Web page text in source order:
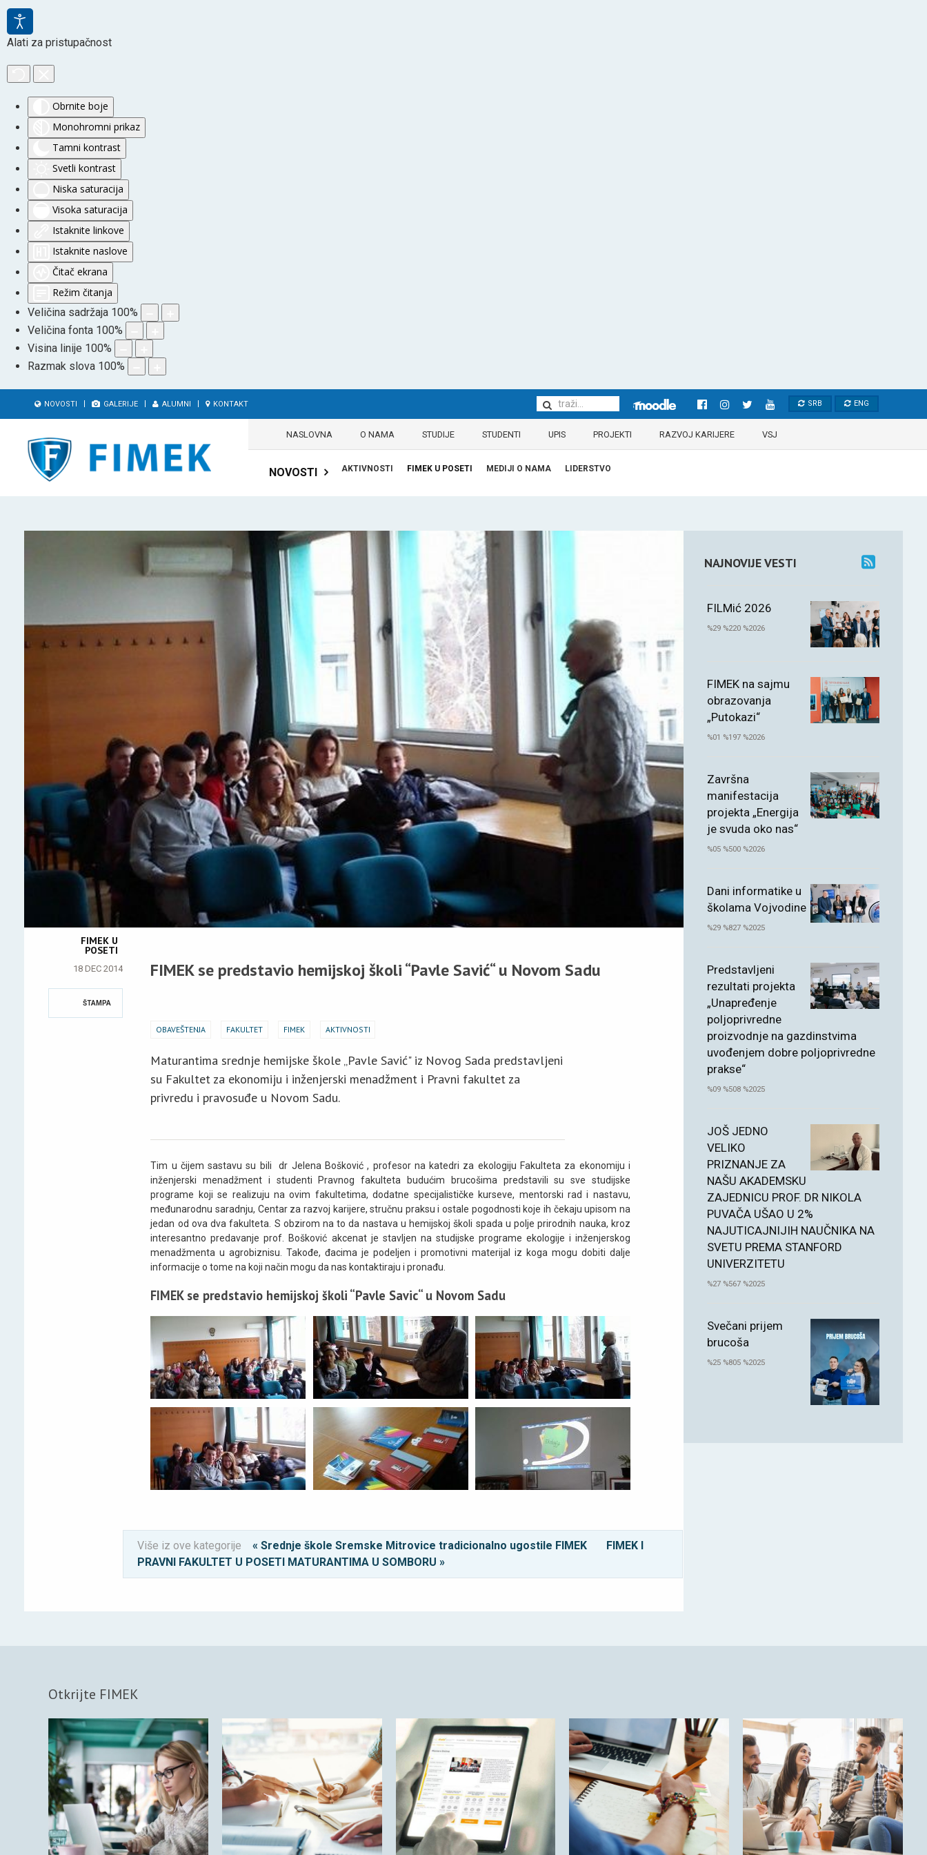
Alati za pristupačnost
Obrnite boje
Monohromni prikaz
Tamni kontrast
Svetli kontrast
Niska saturacija
Visoka saturacija
Istaknite linkove
Istaknite naslove
Čitač ekrana
Režim čitanja
Veličina sadržaja 100%
Veličina fonta 100%
Visina linije 100%
Razmak slova 100%
NOVOSTI GALERIJE ALUMNI KONTAKT SRB ENG
NASLOVNA O NAMA STUDIJE STUDENTI UPIS PROJEKTI RAZVOJ KARIJERE VSJ
NOVOSTI AKTIVNOSTI FIMEK U POSETI MEDIJI O NAMA LIDERSTVO
FIMEK U
POSETI
18 DEC 2014
ŠTAMPA
FIMEK se predstavio hemijskoj školi “Pavle Savić“ u Novom Sadu
OBAVEŠTENJA FAKULTET FIMEK AKTIVNOSTI
Maturantima srednje hemijske škole „Pavle Savić" iz Novog Sada predstavljeni
su Fakultet za ekonomiju i inženjerski menadžment i Pravni fakultet za
privredu i pravosuđe u Novom Sadu.
Tim u čijem sastavu su bili dr Jelena Bošković , profesor na katedri za ekologiju Fakulteta za ekonomiju i
inženjerski menadžment i studenti Pravnog fakulteta budućim brucošima predstavili su sve studijske
programe koji se realizuju na ovim fakultetima, dodatne specijalističke kurseve, mentorski rad i nastavu,
međunarodnu saradnju, Centar za razvoj karijere, stručnu praksu i ostale pogodnosti koje ih čekaju upisom na
jedan od ova dva fakulteta. S obzirom na to da nastava u hemijskoj školi spada u polje prirodnih nauka, kroz
interesantno predavanje prof. Bošković akcenat je stavljen na studijske programe ekologije i inženjerskog
menadžmenta u agrobiznisu. Takođe, đacima je podeljen i promotivni materijal iz koga mogu dobiti dalje
informacije o tome na koji način mogu da nas kontaktiraju i pronađu.
FIMEK se predstavio hemijskoj školi “Pavle Savic“ u Novom Sadu
Više iz ove kategorije « Srednje škole Sremske Mitrovice tradicionalno ugostile FIMEK
FIMEK I
PRAVNI FAKULTET U POSETI MATURANTIMA U SOMBORU »
NAJNOVIJE VESTI
FILMić 2026
%29 %220 %2026
FIMEK na sajmu
obrazovanja
„Putokazi“
%01 %197 %2026
Završna
manifestacija
projekta „Energija
je svuda oko nas“
%05 %500 %2026
Dani informatike u
školama Vojvodine
%29 %827 %2025
Predstavljeni
rezultati projekta
„Unapređenje
poljoprivredne
proizvodnje na gazdinstvima
uvođenjem dobre poljoprivredne
prakse“
%09 %508 %2025
JOŠ JEDNO
VELIKO
PRIZNANJE ZA
NAŠU AKADEMSKU
ZAJEDNICU PROF. DR NIKOLA
PUVAČA UŠAO U 2%
NAJUTICAJNIJIH NAUČNIKA NA
SVETU PREMA STANFORD
UNIVERZITETU
%27 %567 %2025
Svečani prijem
brucoša
%25 %805 %2025
Otkrijte FIMEK